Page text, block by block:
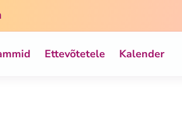
Ettevõtetele Kalender